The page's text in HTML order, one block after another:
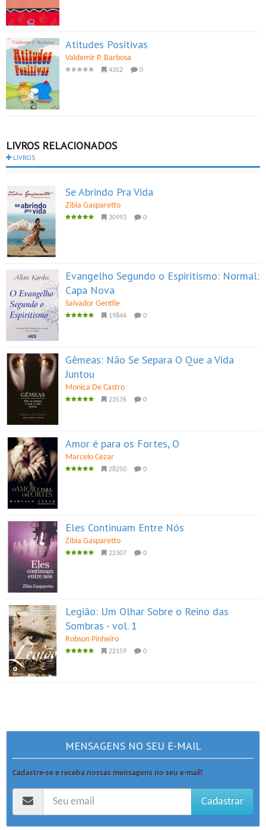
Atitudes Positivas
Valdemir P. Barbosa
4352 0
LIVROS RELACIONADOS
LIVROS
Se Abrindo Pra Vida
Zibia Gasparetto
30993 0
Evangelho Segundo o Espiritismo: Normal:
Capa Nova
Salvador Gentile
19844 0
Gêmeas: Não Se Separa O Que a Vida
Juntou
Monica De Castro
23576 0
Amor é para os Fortes, O
Marcelo Cezar
28250 0
Eles Continuam Entre Nós
Zibia Gasparetto
22307 0
Legião: Um Olhar Sobre o Reino das
Sombras - vol. 1
Robson Pinheiro
22159 0
MENSAGENS NO SEU E-MAIL
Cadastre-se e receba nossas mensagens no seu e-mail!
Cadastrar